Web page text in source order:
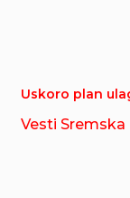
Uskoro plan
Vesti